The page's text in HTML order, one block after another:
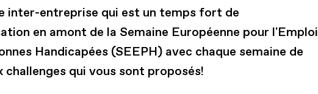
inter-entreprise qui est un temps fort de
en amont de la Semaine Européenne pour l'Emploi
Handicapées (SEEPH) avec chaque semaine de
challenges qui vous sont proposés!